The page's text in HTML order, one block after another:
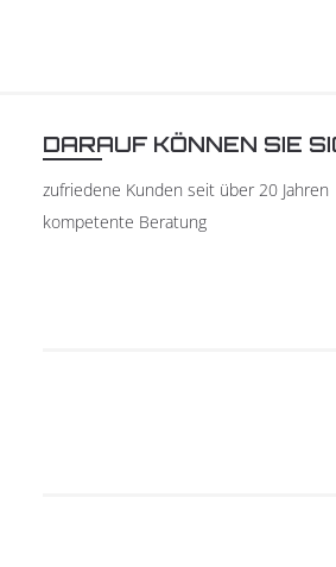
DARAUF KÖNNEN SIE
zufriedene Kunden seit über 20 Jahren
kompetente Beratung